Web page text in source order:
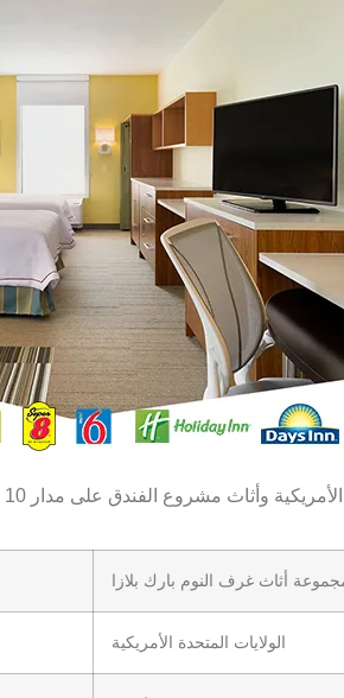
أثاث غرف النوم بارك بلازا
الولايات المتحدة الأمريكية